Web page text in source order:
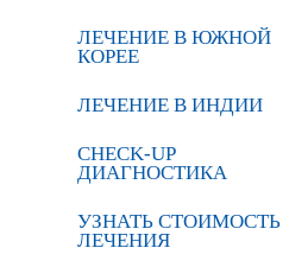
ЛЕЧЕНИЕ В ЮЖНОЙ
КОРЕЕ
ЛЕЧЕНИЕ В ИНДИИ
CHECK-UP
ДИАГНОСТИКА
УЗНАТЬ СТОИМОСТЬ
ЛЕЧЕНИЯ